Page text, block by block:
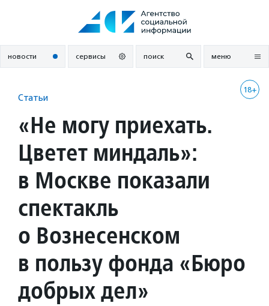
новости сервисы поиск меню
18+
Статьи
«Не могу приехать.
Цветет миндаль»:
в Москве показали
спектакль
о Вознесенском
в пользу фонда «Бюро
добрых дел»